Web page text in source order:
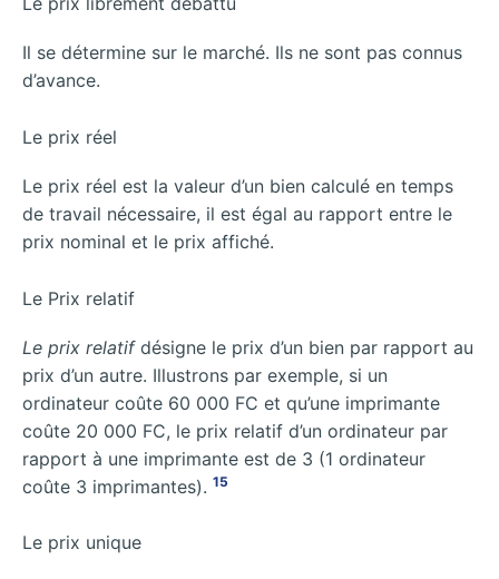
Il se détermine sur le marché. Ils ne sont pas connus
d’avance.
Le prix réel
Le prix réel est la valeur d’un bien calculé en temps
de travail nécessaire, il est égal au rapport entre le
prix nominal et le prix affiché.
Le Prix relatif
Le prix relatif désigne le prix d’un bien par rapport au
prix d’un autre. Illustrons par exemple, si un
ordinateur coûte 60 000 FC et qu’une imprimante
coûte 20 000 FC, le prix relatif d’un ordinateur par
rapport à une imprimante est de 3 (1 ordinateur
coûte 3 imprimantes). 15
Le prix unique